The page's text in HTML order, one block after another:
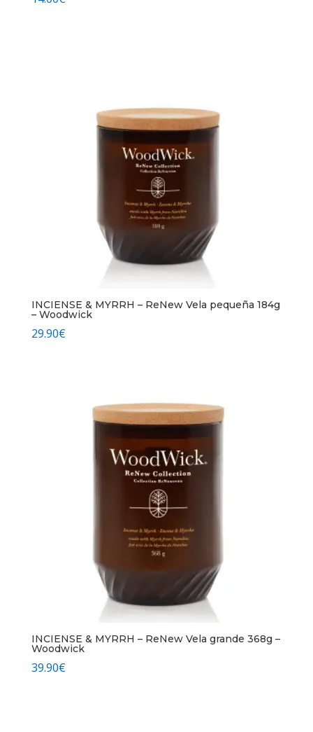
INCIENSE & MYRRH – ReNew Vela pequeña 184g
– Woodwick
29.90€
INCIENSE & MYRRH – ReNew Vela grande 368g –
Woodwick
39.90€